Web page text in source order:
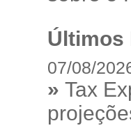
Últimos
07/08/
» Tax